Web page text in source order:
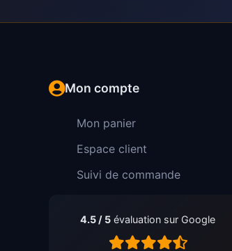
Mon compte
Mon panier
Espace client
Suivi de commande
4.5 / 5 évaluation sur Google